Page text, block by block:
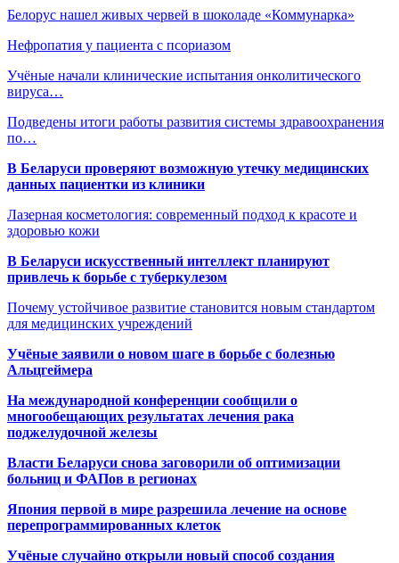
Белорус нашел живых червей в шоколаде «Коммунарка»
Нефропатия у пациента с псориазом
Учёные начали клинические испытания онколитического
вируса…
Подведены итоги работы развития системы здравоохранения
по…
В Беларуси проверяют возможную утечку медицинских
данных пациентки из клиники
Лазерная косметология: современный подход к красоте и
здоровью кожи
В Беларуси искусственный интеллект планируют
привлечь к борьбе с туберкулезом
Почему устойчивое развитие становится новым стандартом
для медицинских учреждений
Учёные заявили о новом шаге в борьбе с болезнью
Альцгеймера
На международной конференции сообщили о
многообещающих результатах лечения рака
поджелудочной железы
Власти Беларуси снова заговорили об оптимизации
больниц и ФАПов в регионах
Япония первой в мире разрешила лечение на основе
перепрограммированных клеток
Учёные случайно открыли новый способ создания